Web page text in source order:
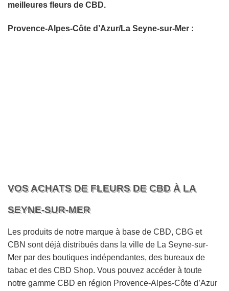
meilleures fleurs de CBD.
Provence-Alpes-Côte d’Azur/La Seyne-sur-Mer :
VOS ACHATS DE FLEURS DE CBD À LA
SEYNE-SUR-MER
Les produits de notre marque à base de CBD, CBG et
CBN sont déjà distribués dans la ville de La Seyne-sur-
Mer par des boutiques indépendantes, des bureaux de
tabac et des CBD Shop. Vous pouvez accéder à toute
notre gamme CBD en région Provence-Alpes-Côte d’Azur